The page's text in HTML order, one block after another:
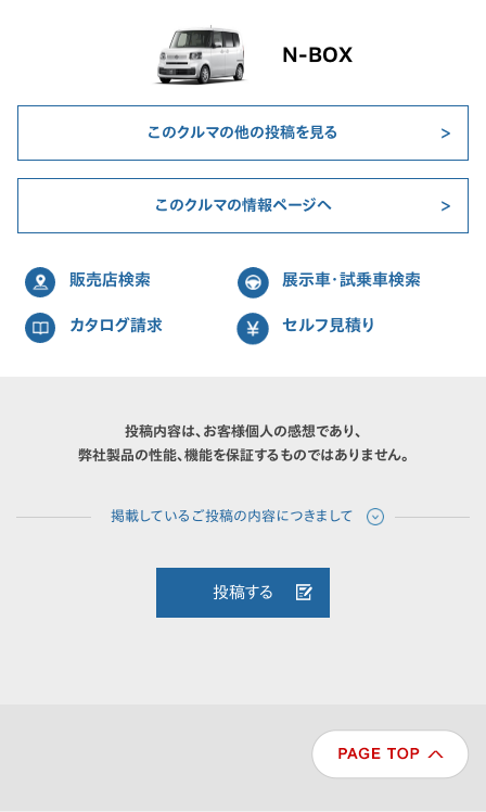
N-BOX
このクルマの他の投稿を見る
このクルマの情報ページへ
販売店検索 展示車・試乗車検索
カタログ請求 セルフ見積り
投稿内容は、お客様個人の感想であり、
弊社製品の性能、機能を保証するものではありません。
投稿する